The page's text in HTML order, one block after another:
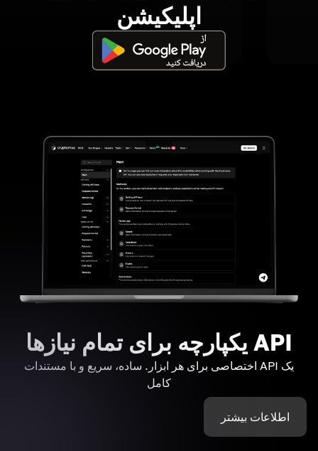
اپلیکیشن
API یکپارچه برای تمام نیازها
یک API اختصاصی برای هر ابزار. ساده، سریع و با مستندات
کامل
اطلاعات بیشتر